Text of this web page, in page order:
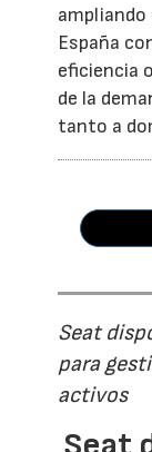
España
eficiencia
de la
tanto a
Seat
para
activos